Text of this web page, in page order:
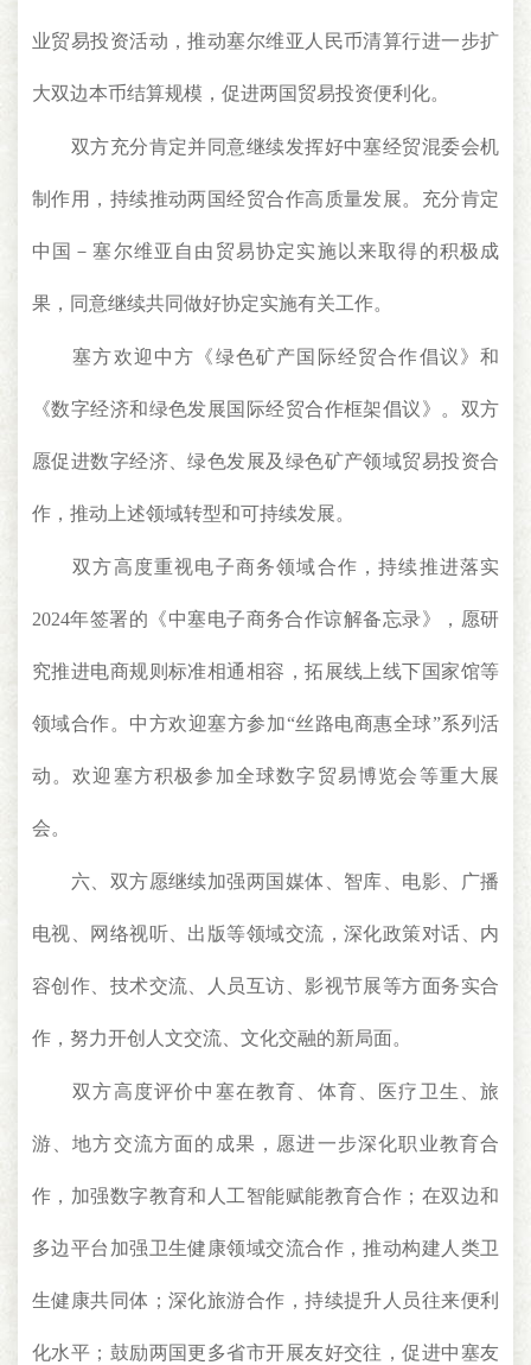
业贸易投资活动，推动塞尔维亚人民币清算行进一步扩
大双边本币结算规模，促进两国贸易投资便利化。
双方充分肯定并同意继续发挥好中塞经贸混委会机
制作用，持续推动两国经贸合作高质量发展。充分肯定
中国－塞尔维亚自由贸易协定实施以来取得的积极成
果，同意继续共同做好协定实施有关工作。
塞方欢迎中方《绿色矿产国际经贸合作倡议》和
《数字经济和绿色发展国际经贸合作框架倡议》。双方
愿促进数字经济、绿色发展及绿色矿产领域贸易投资合
作，推动上述领域转型和可持续发展。
双方高度重视电子商务领域合作，持续推进落实
2024年签署的《中塞电子商务合作谅解备忘录》，愿研
究推进电商规则标准相通相容，拓展线上线下国家馆等
领域合作。中方欢迎塞方参加“丝路电商惠全球”系列活
动。欢迎塞方积极参加全球数字贸易博览会等重大展
会。
六、双方愿继续加强两国媒体、智库、电影、广播
电视、网络视听、出版等领域交流，深化政策对话、内
容创作、技术交流、人员互访、影视节展等方面务实合
作，努力开创人文交流、文化交融的新局面。
双方高度评价中塞在教育、体育、医疗卫生、旅
游、地方交流方面的成果，愿进一步深化职业教育合
作，加强数字教育和人工智能赋能教育合作；在双边和
多边平台加强卫生健康领域交流合作，推动构建人类卫
生健康共同体；深化旅游合作，持续提升人员往来便利
化水平；鼓励两国更多省市开展友好交往，促进中塞友